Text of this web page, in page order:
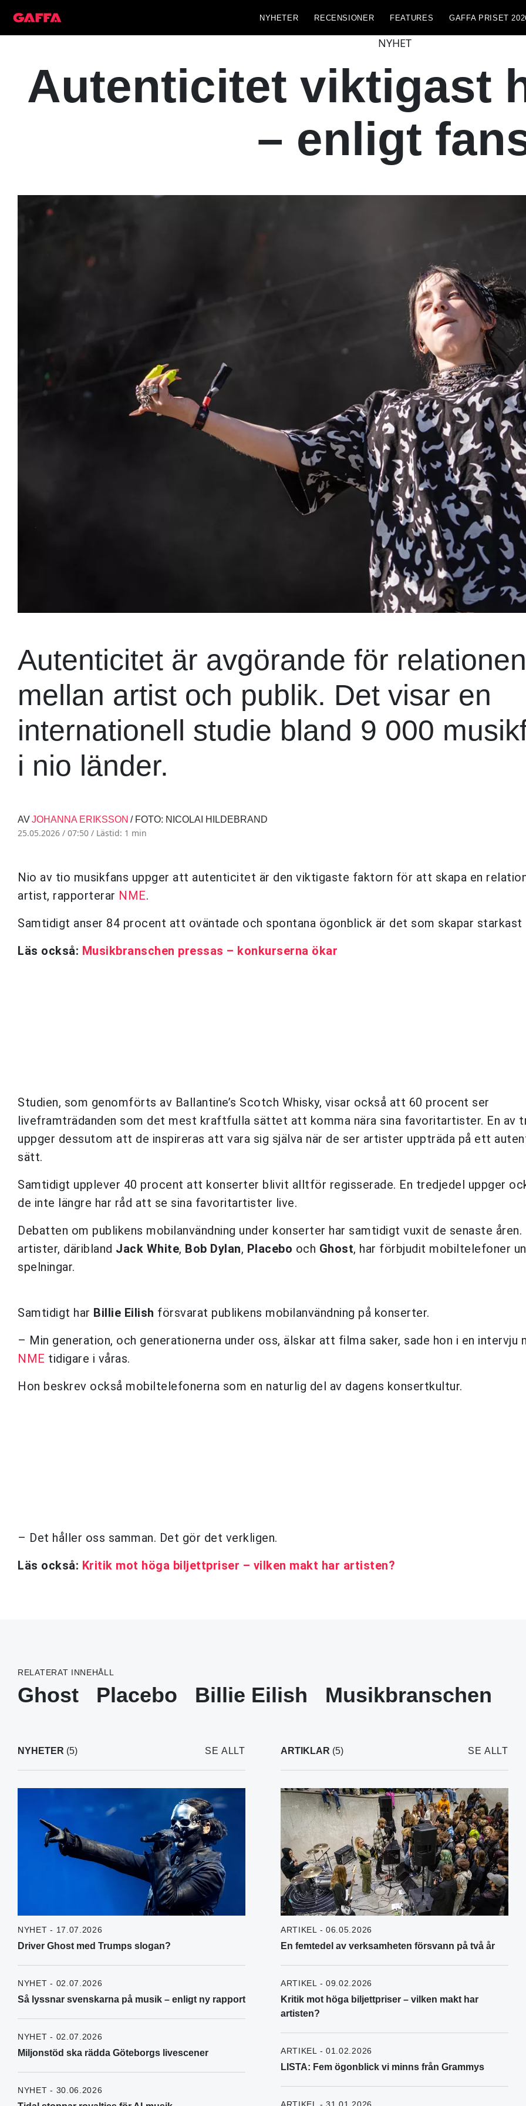
NYHETER RECENSIONER FEATURES GAFFA PRISET
NYHET
Autenticitet viktigast
– enligt
Autenticitet är avgörande för relationen
mellan artist och publik. Det visar en
internationell studie bland 9 000
i nio länder.
AVJOHANNA ERIKSSON / FOTO: NICOLAI HILDEBRAND
25.05.2026 / 07:50 / Lästid: 1 min
Nio av tio musikfans uppger att autenticitet är den viktigaste faktorn för att skapa en
artist, rapporterar NME.
Samtidigt anser 84 procent att oväntade och spontana ögonblick är det som skapar starkast
Läs också: Musikbranschen pressas – konkurserna ökar
Studien, som genomförts av Ballantine’s Scotch Whisky, visar också att 60 procent ser
liveframträdanden som det mest kraftfulla sättet att komma nära sina favoritartister. En av
uppger dessutom att de inspireras att vara sig själva när de ser artister uppträda på ett
sätt.
Samtidigt upplever 40 procent att konserter blivit alltför regisserade. En tredjedel uppger
de inte längre har råd att se sina favoritartister live.
Debatten om publikens mobilanvändning under konserter har samtidigt vuxit de senaste åren.
artister, däribland Jack White, Bob Dylan, Placebo och Ghost, har förbjudit mobiltelefoner
spelningar.
Samtidigt har Billie Eilish försvarat publikens mobilanvändning på konserter.
– Min generation, och generationerna under oss, älskar att filma saker, sade hon i en intervju
NME tidigare i våras.
Hon beskrev också mobiltelefonerna som en naturlig del av dagens konsertkultur.
– Det håller oss samman. Det gör det verkligen.
Läs också: Kritik mot höga biljettpriser – vilken makt har artisten?
RELATERAT INNEHÅLL
Ghost Placebo Billie Eilish Musikbranschen
NYHETER (5) SE ALLT
NYHET - 17.07.2026
Driver Ghost med Trumps slogan?
NYHET - 02.07.2026
Så lyssnar svenskarna på musik – enligt ny rapport
NYHET - 02.07.2026
Miljonstöd ska rädda Göteborgs livescener
NYHET - 30.06.2026
ARTIKLAR (5) SE ALLT
ARTIKEL - 06.05.2026
En femtedel av verksamheten försvann på två år
ARTIKEL - 09.02.2026
Kritik mot höga biljettpriser – vilken makt har
artisten?
ARTIKEL - 01.02.2026
LISTA: Fem ögonblick vi minns från Grammys